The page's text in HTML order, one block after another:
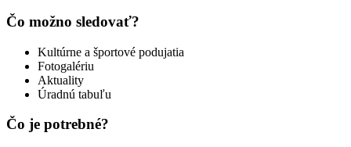
Čo možno sledovať?
Kultúrne a športové podujatia
Fotogalériu
Aktuality
Úradnú tabuľu
Čo je potrebné?